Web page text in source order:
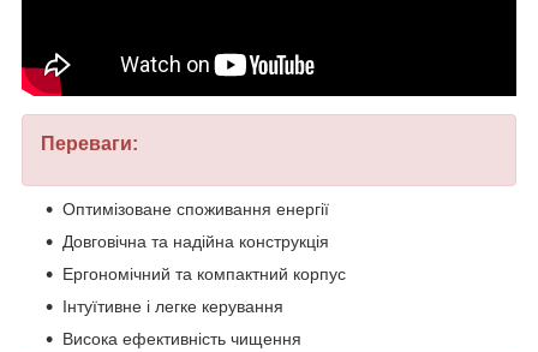
Переваги:
Оптимізоване споживання енергії
Довговічна та надійна конструкція
Ергономічний та компактний корпус
Інтуїтивне і легке керування
Висока ефективність чищення